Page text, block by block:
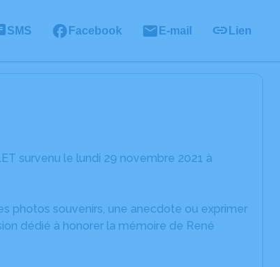
SMS Facebook E-mail Lien
survenu le lundi 29 novembre 2021 à
photos souvenirs, une anecdote ou exprimer
dédié à honorer la mémoire de René